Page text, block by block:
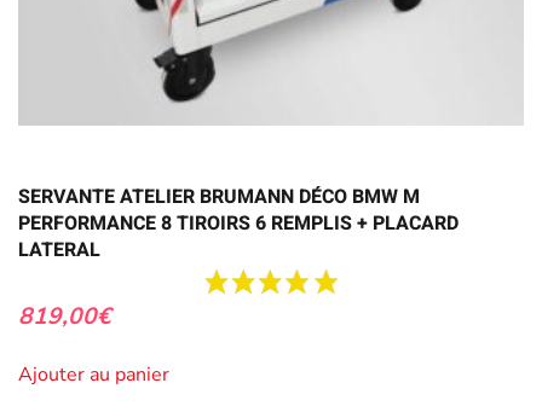
SERVANTE ATELIER BRUMANN DÉCO BMW M
PERFORMANCE 8 TIROIRS 6 REMPLIS + PLACARD
LATERAL
819,00€
Ajouter au panier